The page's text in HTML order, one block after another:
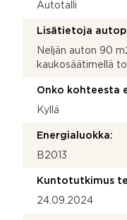
Autotalli
Lisätietoja
Neljän auton 90
kaukosäätimellä
Onko kohteesta
Kyllä
Energialuokka:
B2013
Kuntotutkimus
24.09.2024